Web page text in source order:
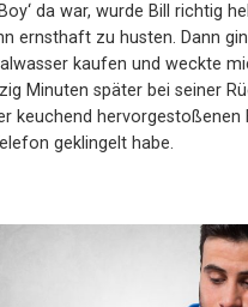
da war, wurde Bill richtig
ernsthaft zu husten. Dann
kaufen und weckte
Minuten später bei seiner
keuchend hervorgestoßenen
geklingelt habe.